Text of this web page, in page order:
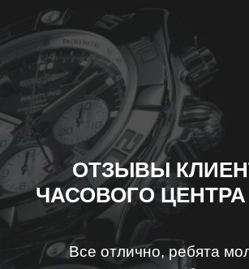
ОТЗЫВЫ
ЧАСОВОГО ЦЕНТРА
Все отлично, ребята